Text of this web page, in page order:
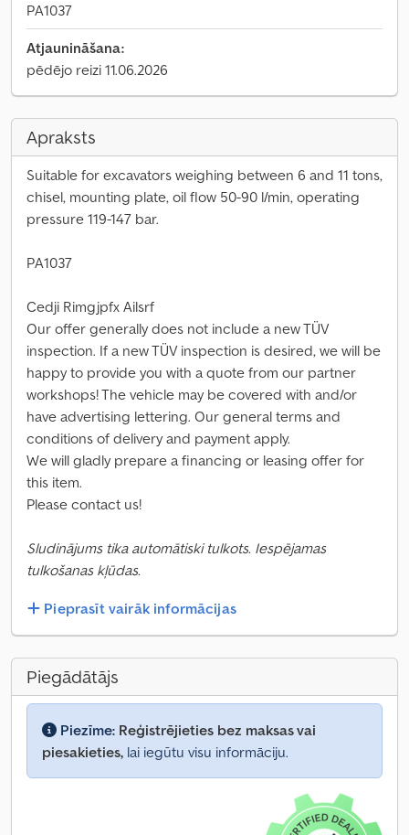
PA1037
Atjaunināšana:
pēdējo reizi 11.06.2026
Apraksts
Suitable for excavators weighing between 6 and 11 tons,
chisel, mounting plate, oil flow 50-90 l/min, operating
pressure 119-147 bar.
PA1037
Cedji Rimgjpfx Ailsrf
Our offer generally does not include a new TÜV
inspection. If a new TÜV inspection is desired, we will be
happy to provide you with a quote from our partner
workshops! The vehicle may be covered with and/or
have advertising lettering. Our general terms and
conditions of delivery and payment apply.
We will gladly prepare a financing or leasing offer for
this item.
Please contact us!
Sludinājums tika automātiski tulkots. Iespējamas
tulkošanas kļūdas.
Pieprasīt vairāk informācijas
Piegādātājs
Piezīme: Reģistrējieties bez maksas vai
piesakieties, lai iegūtu visu informāciju.